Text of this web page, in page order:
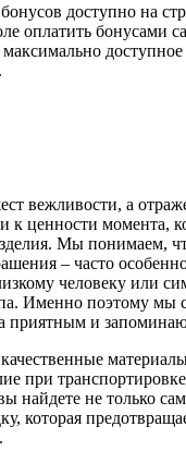
доступно на
оплатить бонусами
вежливости, а
к ценности момента,
Мы понимаем,
– часто
человеку или
Именно поэтому мы
приятным и
при
найдете не только
которая